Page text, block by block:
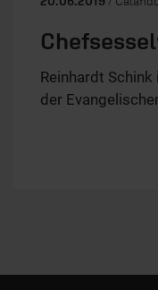
Reinhardt
der